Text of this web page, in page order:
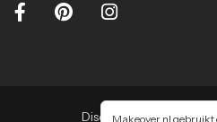
Makeover.nl gebruikt
Disclaimer |